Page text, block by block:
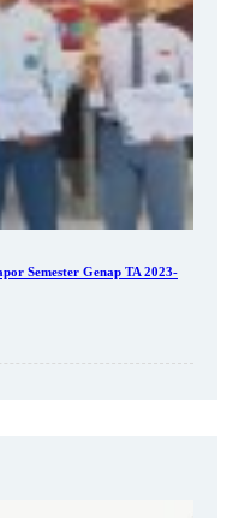
Semester Genap TA 2023-